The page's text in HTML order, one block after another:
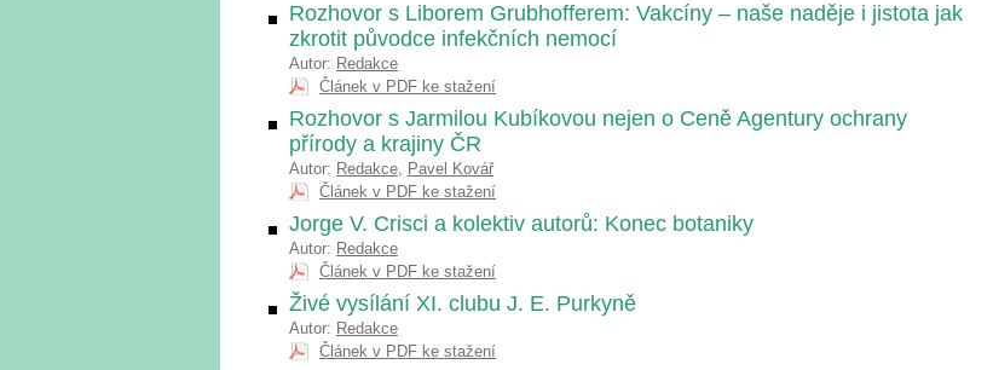
Rozhovor s Liborem Grubhofferem: Vakcíny – naše naděje i jistota jak
zkrotit původce infekčních nemocí
Autor: Redakce
Článek v PDF ke stažení
Rozhovor s Jarmilou Kubíkovou nejen o Ceně Agentury ochrany
přírody a krajiny ČR
Autor: Redakce, Pavel Kovář
Článek v PDF ke stažení
Jorge V. Crisci a kolektiv autorů: Konec botaniky
Autor: Redakce
Článek v PDF ke stažení
Živé vysílání XI. clubu J. E. Purkyně
Autor: Redakce
Článek v PDF ke stažení